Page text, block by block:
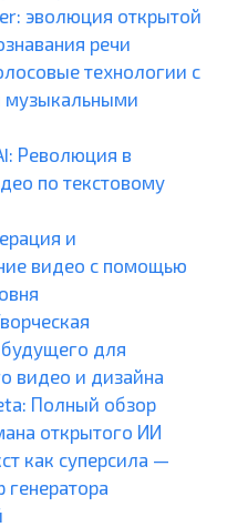
эволюция открытой
речи
технологии с
музыкальными
Революция в
по текстовому
и
видео с помощью
для
видео и дизайна
Полный обзор
открытого ИИ
как суперсила —